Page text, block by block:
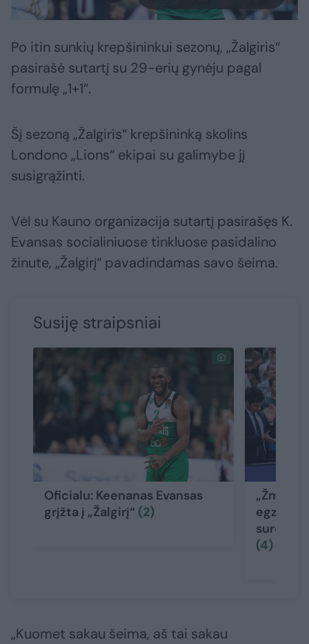
Po itin sunkių krepšininkui sezonų, „Žalgiris“
pasirašė sutartį su 29-erių gynėju pagal
formulę „1+1“.
Šį sezoną „Žalgiris“ krepšininką skolins
Londono „Lions“ ekipai su galimybe jį
susigrąžinti.
Vėl su Kauno organizacija sutartį pasirašęs K.
Evansas socialiniuose tinkluose pasidalino
žinute, „Žalgirį“ pavadindamas savo šeima.
Susiję straipsniai
Oficialu: Keenanas Evansas
grįžta į „Žalgirį“ (2)
(4)
„Kuomet sakau šeima, aš tai sakau